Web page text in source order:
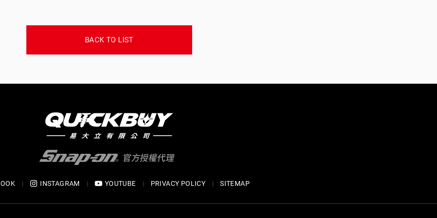
BACK TO LIST
INSTAGRAM YOUTUBE PRIVACY POLICY SITEMAP